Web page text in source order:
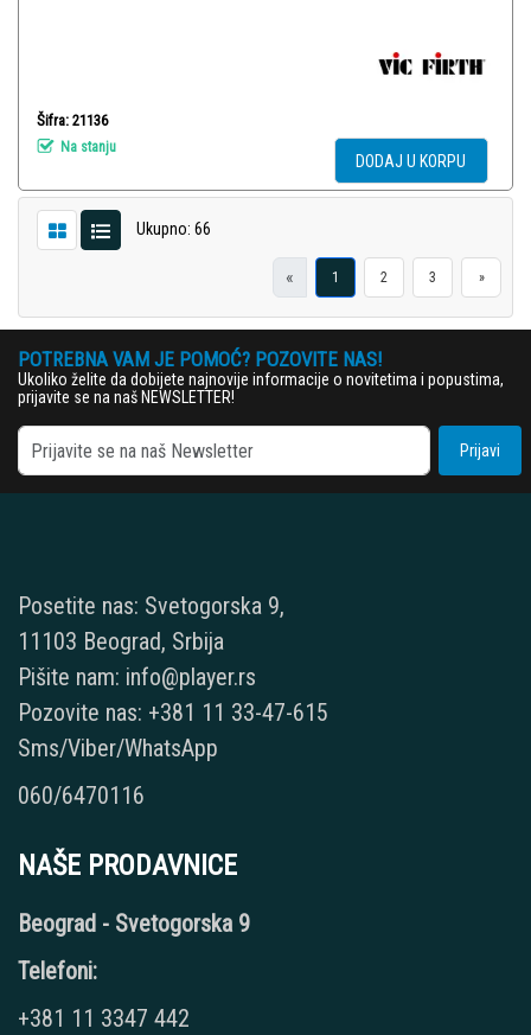
Šifra: 21136
Na stanju
DODAJ U KORPU
Ukupno: 66
« 1 2 3 »
POTREBNA VAM JE POMOĆ? POZOVITE NAS!
Ukoliko želite da dobijete najnovije informacije o novitetima i popustima,
prijavite se na naš NEWSLETTER!
Prijavi
Posetite nas: Svetogorska 9,
11103 Beograd, Srbija
Pišite nam: info@player.rs
Pozovite nas: +381 11 33-47-615
Sms/Viber/WhatsApp
060/6470116
NAŠE PRODAVNICE
Beograd - Svetogorska 9
Telefoni:
+381 11 3347 442